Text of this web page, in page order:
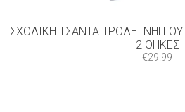
ΣΧΟΛΙΚΉ ΤΣΆΝΤΑ ΤΡΌΛΕΪ ΝΗΠΊΟΥ
2 ΘΉΚΕΣ
€29.99